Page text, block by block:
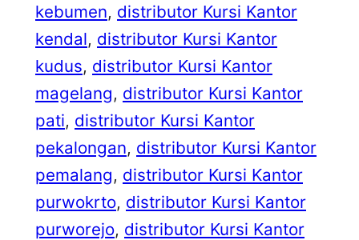
kebumen, distributor Kursi Kantor
kendal, distributor Kursi Kantor
kudus, distributor Kursi Kantor
magelang, distributor Kursi Kantor
pati, distributor Kursi Kantor
pekalongan, distributor Kursi Kantor
pemalang, distributor Kursi Kantor
purwokrto, distributor Kursi Kantor
purworejo, distributor Kursi Kantor